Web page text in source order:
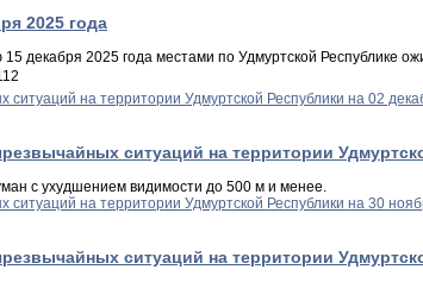
2025 года
2025 года местами по Удмуртской Республике
ситуаций на территории
с ухудшением видимости до 500 м и менее.
ситуаций на территории